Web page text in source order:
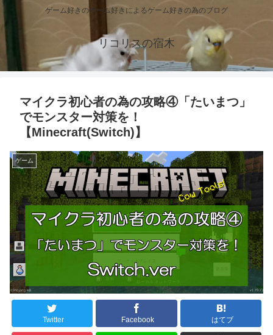
ゲーム好きのゲーム好きによるゲーム好きの為のブログ
リコリスの宿木
マイクラ初心者の為の攻略④「たいまつ」
でモンスター対策を！
【Minecraft(Switch)】
ゲーム
Twitter Facebook はてブ